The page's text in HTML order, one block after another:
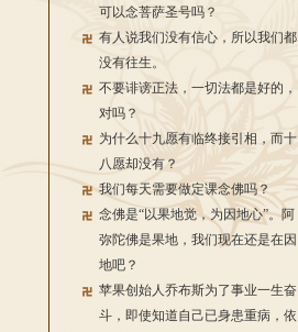
可以念菩萨圣号吗？
有人说我们没有信心，所以我们都
没有往生。
不要诽谤正法，一切法都是好的，
对吗？
为什么十九愿有临终接引相，而十
八愿却没有？
我们每天需要做定课念佛吗？
念佛是“以果地觉，为因地心”。阿
弥陀佛是果地，我们现在还是在因
地吧？
苹果创始人乔布斯为了事业一生奋
斗，即使知道自己已身患重病，依